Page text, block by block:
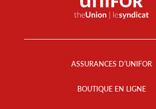
ASSURANCES D’UNIFOR
BOUTIQUE EN LIGNE